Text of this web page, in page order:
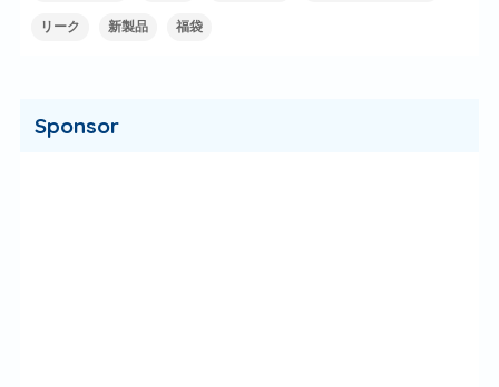
リーク 新製品 福袋
Sponsor